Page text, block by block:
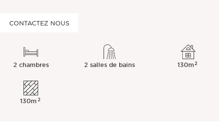
2 chambres 2 salles de bains 130m2
130m2
CONTACTEZ NOUS